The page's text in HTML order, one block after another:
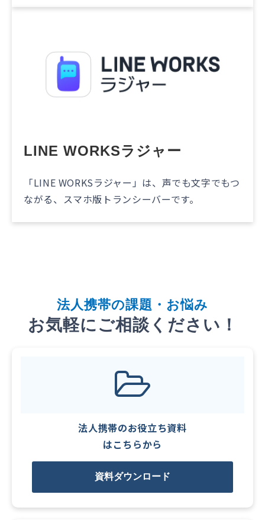
LINE WORKSラジャー
「LINE WORKSラジャー」は、声でも文字でもつ
ながる、スマホ版トランシーバーです。
法人携帯の課題・お悩み
お気軽にご相談ください！
法人携帯のお役立ち資料
はこちらから
資料ダウンロード